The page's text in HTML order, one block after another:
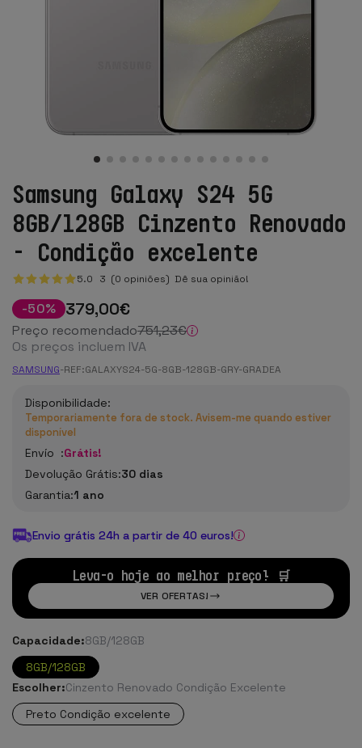
Samsung Galaxy S24 5G
8GB/128GB Cinzento Renovado
- Condição excelente
5.0 3 (0 opiniões) Dê sua opinião!
-50% 379,00€
Preço recomendado751,23€
Os preços incluem IVA
SAMSUNG-REF:GALAXYS24-5G-8GB-128GB-GRY-GRADEA
Disponibilidade:
Temporariamente fora de stock. Avisem-me quando estiver
disponível
Envío :Grátis!
Devolução Grátis:30 dias
Garantia:1 ano
Envio grátis 24h a partir de 40 euros!
Leva-o hoje ao melhor preço! 🛒
VER OFERTAS!
Capacidade:8GB/128GB
8GB/128GB
Escolher:Cinzento Renovado Condição Excelente
Preto Condição excelente